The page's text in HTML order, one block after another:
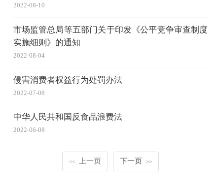
2022-08-10
市场监管总局等五部门关于印发《公平竞争审查制度
实施细则》的通知
2022-08-04
侵害消费者权益行为处罚办法
2022-07-08
中华人民共和国反食品浪费法
2022-06-08
<< 上一页 下一页 >>